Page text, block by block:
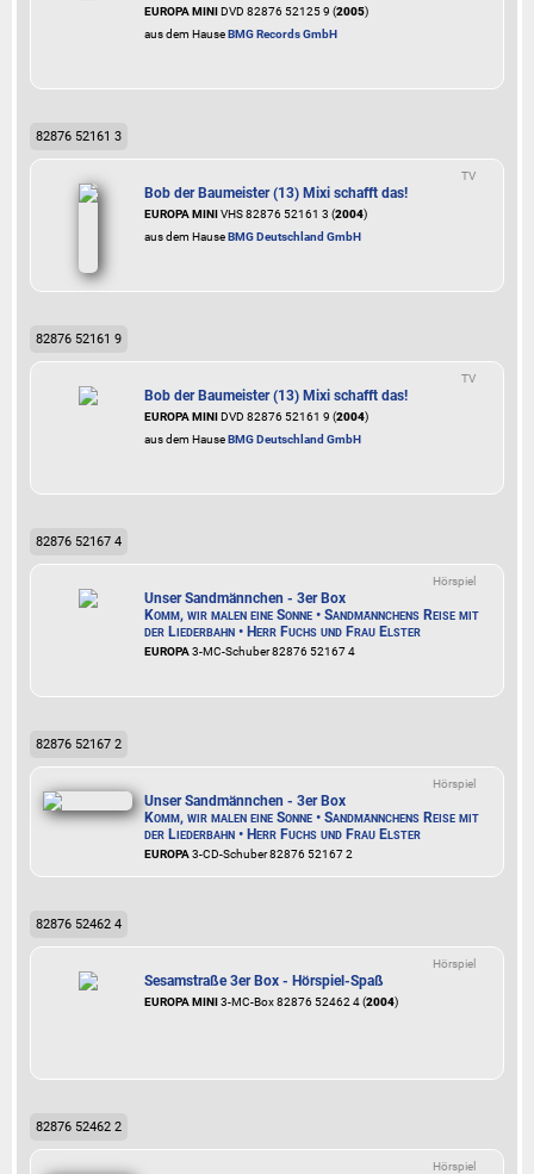
EUROPA MINIDVD 82876 52125 9 (2005)
aus dem HauseBMG Records GmbH
82876 52161 3
TV
Bob der Baumeister (13) Mixi schafft das!
EUROPA MINIVHS 82876 52161 3 (2004)
aus dem HauseBMG Deutschland GmbH
82876 52161 9
TV
Bob der Baumeister (13) Mixi schafft das!
EUROPA MINIDVD 82876 52161 9 (2004)
aus dem HauseBMG Deutschland GmbH
82876 52167 4
Hörspiel
Unser Sandmännchen - 3er Box
Komm, wir malen eine Sonne • Sandmännchens Reise mit
der Liederbahn • Herr Fuchs und Frau Elster
EUROPA3-MC-Schuber 82876 52167 4
82876 52167 2
Hörspiel
Unser Sandmännchen - 3er Box
Komm, wir malen eine Sonne • Sandmännchens Reise mit
der Liederbahn • Herr Fuchs und Frau Elster
EUROPA3-CD-Schuber 82876 52167 2
82876 52462 4
Hörspiel
Sesamstraße 3er Box - Hörspiel-Spaß
EUROPA MINI3-MC-Box 82876 52462 4 (2004)
82876 52462 2
Hörspiel